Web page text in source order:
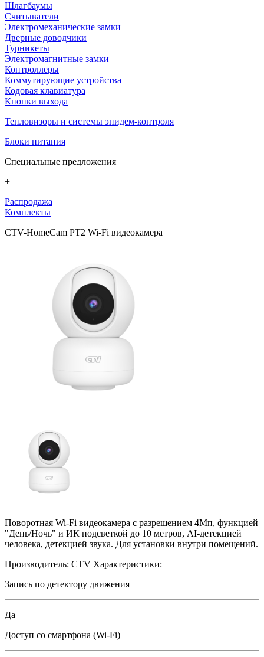
Шлагбаумы
Считыватели
Электромеханические замки
Дверные доводчики
Турникеты
Электромагнитные замки
Контроллеры
Коммутирующие устройства
Кодовая клавиатура
Кнопки выхода
Тепловизоры и системы эпидем-контроля
Блоки питания
Специальные предложения
+
Распродажа
Комплекты
CTV-HomeCam PT2 Wi-Fi видеокамера
Поворотная Wi-Fi видеокамера с разрешением 4Мп, функцией
"День/Ночь" и ИК подсветкой до 10 метров, AI-детекцией
человека, детекцией звука. Для установки внутри помещений.
Производитель: CTV Характеристики:
Запись по детектору движения
Да
Доступ со смартфона (Wi-Fi)